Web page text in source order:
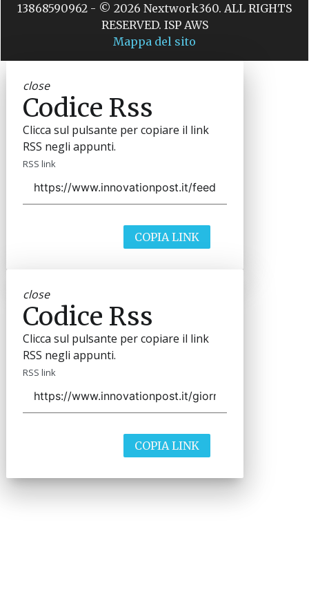
13868590962 - © 2026 Nextwork360. ALL RIGHTS
RESERVED. ISP AWS
Mappa del sito
close
Codice Rss
Clicca sul pulsante per copiare il link
RSS negli appunti.
RSS link
COPIA LINK
close
Codice Rss
Clicca sul pulsante per copiare il link
RSS negli appunti.
RSS link
COPIA LINK